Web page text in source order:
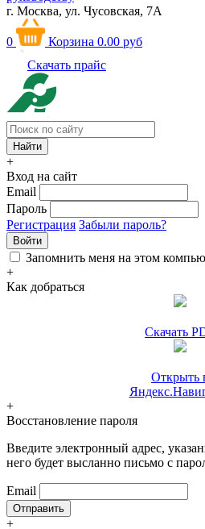
г. Москва, ул. Чусовская, 7А
0 Корзина 0.00 руб
Скачать прайс
+
Вход на сайт
Email
Пароль
Регистрация Забыли пароль?
Войти
Запомнить меня на этом
+
Как добраться
Скачать
Открыть
+
Восстановление пароля
Введите электронный адрес,
него будет высланно письмо с
Email
+